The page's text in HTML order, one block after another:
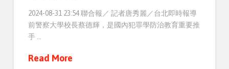
2024-08-31 23:54 聯合報／ 記者唐秀麗／台北即時報導
前警察大學校長蔡德輝，是國內犯罪學防治教育重要推
手 …
Read More